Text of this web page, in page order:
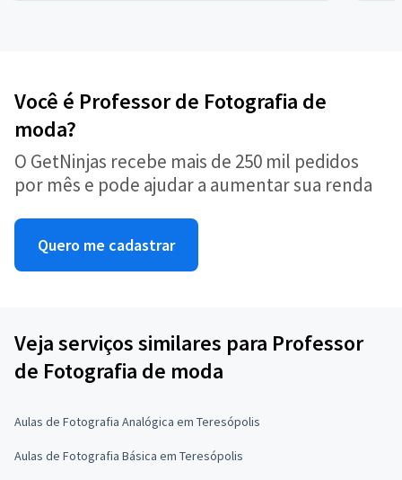
Você é Professor de Fotografia de
moda?
O GetNinjas recebe mais de 250 mil pedidos
por mês e pode ajudar a aumentar sua renda
Quero me cadastrar
Veja serviços similares para Professor
de Fotografia de moda
Aulas de Fotografia Analógica em Teresópolis
Aulas de Fotografia Básica em Teresópolis